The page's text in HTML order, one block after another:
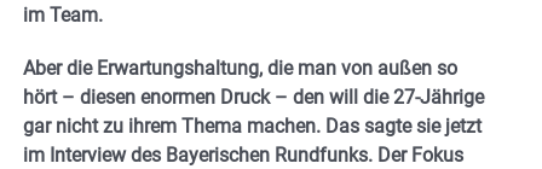
im Team.
Aber die Erwartungshaltung, die man von außen so
hört – diesen enormen Druck – den will die 27-Jährige
gar nicht zu ihrem Thema machen. Das sagte sie jetzt
im Interview des Bayerischen Rundfunks. Der Fokus